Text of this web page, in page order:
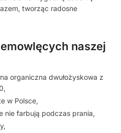
tworząc radosne
naszej
organiczna dwułożyskowa z
w Polsce,
nie farbują podczas prania,